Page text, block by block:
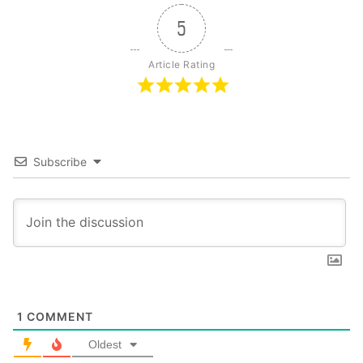
दिया। नवाब नाराज हो गए। बाबू जी ने नौकरी छोड़
दी। बच्चे ने गुस्साना छोड़ दिया। फिर एक दिन दोनों
इसके बाद शुरू हुआ उस बच्चे का एक अनथक
5
Article Rating
Subscribe
1 COMMENT
Oldest